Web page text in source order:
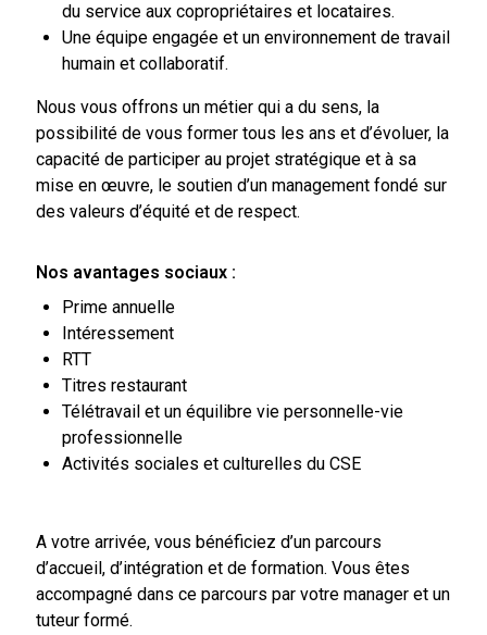
du service aux copropriétaires et locataires.
Une équipe engagée et un environnement de travail
humain et collaboratif.
Nous vous offrons un métier qui a du sens, la
possibilité de vous former tous les ans et d’évoluer, la
capacité de participer au projet stratégique et à sa
mise en œuvre, le soutien d’un management fondé sur
des valeurs d’équité et de respect.
Nos avantages sociaux :
Prime annuelle
Intéressement
RTT
Titres restaurant
Télétravail et un équilibre vie personnelle-vie
professionnelle
Activités sociales et culturelles du CSE
A votre arrivée, vous bénéficiez d’un parcours
d’accueil, d’intégration et de formation. Vous êtes
accompagné dans ce parcours par votre manager et un
tuteur formé.